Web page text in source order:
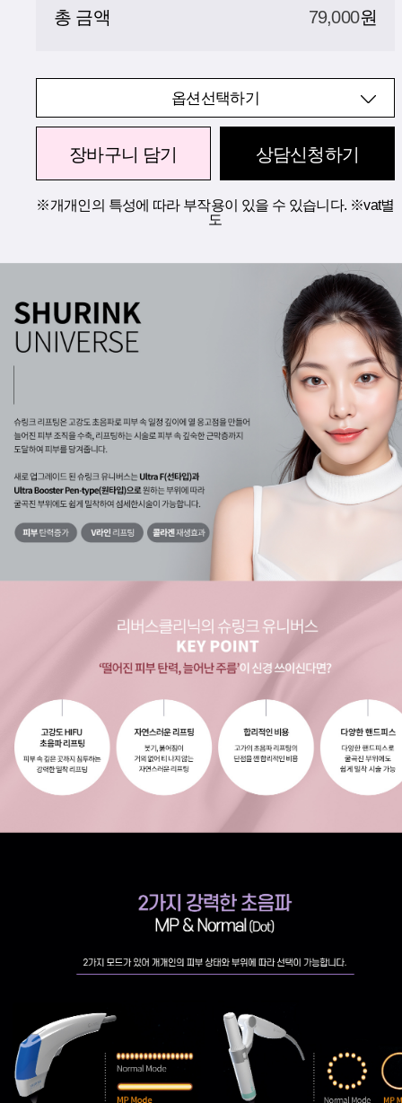
총 금액 79,000원
옵션선택하기
장바구니 담기 상담신청하기
※개개인의 특성에 따라 부작용이 있을 수 있습니다. ※vat별
도